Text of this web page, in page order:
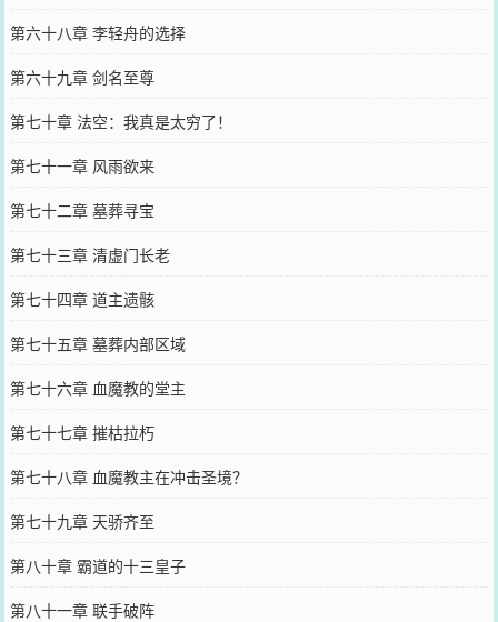
第六十八章 李轻舟的选择
第六十九章 剑名至尊
第七十章 法空：我真是太穷了！
第七十一章 风雨欲来
第七十二章 墓葬寻宝
第七十三章 清虚门长老
第七十四章 道主遗骸
第七十五章 墓葬内部区域
第七十六章 血魔教的堂主
第七十七章 摧枯拉朽
第七十八章 血魔教主在冲击圣境？
第七十九章 天骄齐至
第八十章 霸道的十三皇子
第八十一章 联手破阵